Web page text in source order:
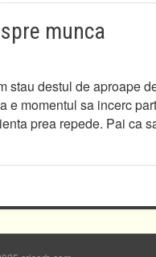
munca
stau destul de aproape
e momentul sa incerc
prea repede. Pai ca